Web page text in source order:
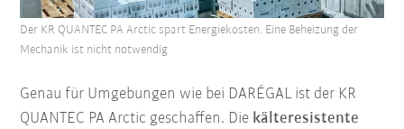
Genau für Umgebungen wie bei DARÉGAL ist der KR
QUANTEC PA Arctic geschaffen. Die kälteresistente
Der KR QUANTEC PA Arctic spart Energiekosten. Eine Beheizung der
Mechanik ist nicht notwendig